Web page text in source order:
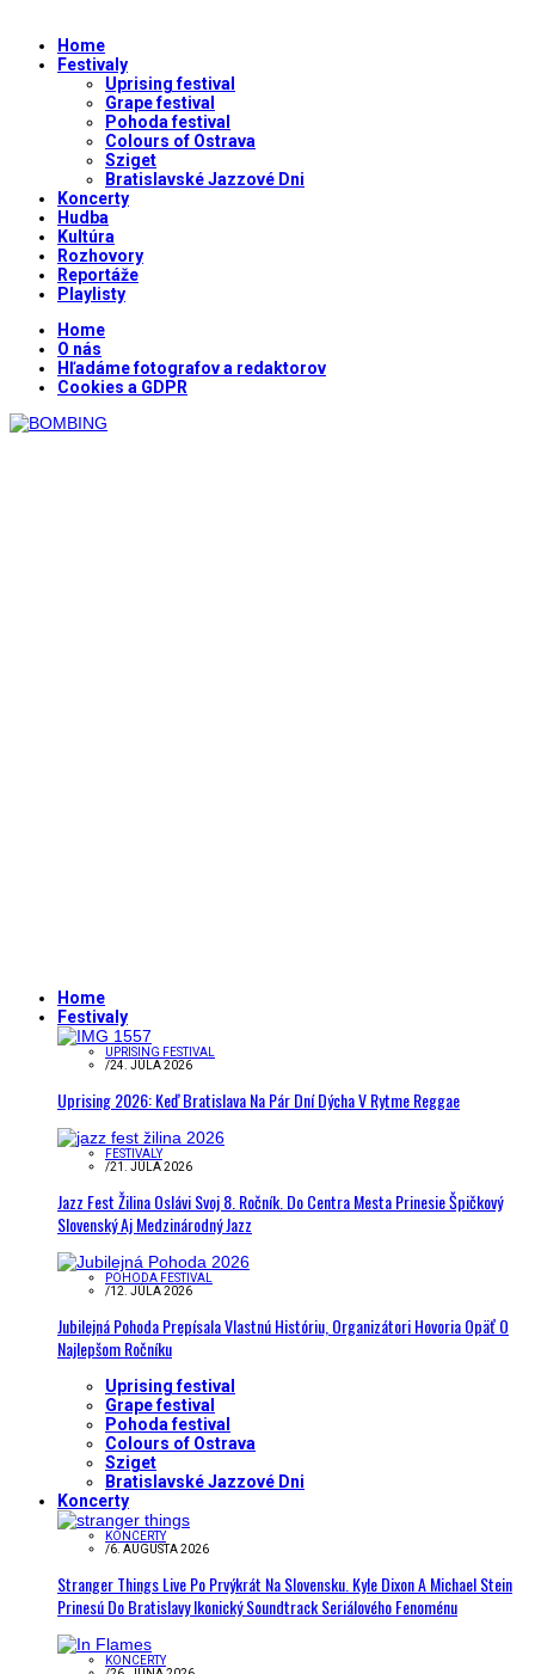
Home
Festivaly
Uprising festival
Grape festival
Pohoda festival
Colours of Ostrava
Sziget
Bratislavské Jazzové Dni
Koncerty
Hudba
Kultúra
Rozhovory
Reportáže
Playlisty
Home
O nás
Hľadáme fotografov a redaktorov
Cookies a GDPR
Home
Festivaly
UPRISING FESTIVAL
/24. JÚLA 2026
Uprising 2026: Keď Bratislava Na Pár Dní Dýcha V Rytme Reggae
FESTIVALY
/21. JÚLA 2026
Jazz Fest Žilina Oslávi Svoj 8. Ročník. Do Centra Mesta Prinesie Špičkový
Slovenský Aj Medzinárodný Jazz
POHODA FESTIVAL
/12. JÚLA 2026
Jubilejná Pohoda Prepísala Vlastnú Históriu, Organizátori Hovoria Opäť O
Najlepšom Ročníku
Uprising festival
Grape festival
Pohoda festival
Colours of Ostrava
Sziget
Bratislavské Jazzové Dni
Koncerty
KONCERTY
/6. AUGUSTA 2026
Stranger Things Live Po Prvýkrát Na Slovensku. Kyle Dixon A Michael Stein
Prinesú Do Bratislavy Ikonický Soundtrack Seriálového Fenoménu
KONCERTY